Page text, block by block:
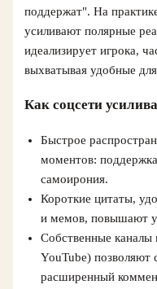
поддержат". На
усиливают полярные
идеализирует игрока,
выхватывая удобные
Как соцсети
Быстрое
моментов:
самоирония.
Короткие цитаты,
и мемов, повышают
Собственные каналы
YouTube) позволяют
расширенный